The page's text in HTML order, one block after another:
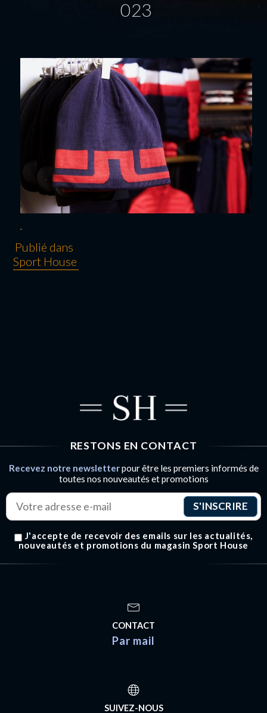
023
Publié dans
Sport House
RESTONS EN CONTACT
Recevez notre newsletterpour être les premiers informés de
toutes nos nouveautés et promotions
J'accepte de recevoir des emails sur les actualités,
nouveautés et promotions du magasin Sport House
CONTACT
Par mail
SUIVEZ-NOUS